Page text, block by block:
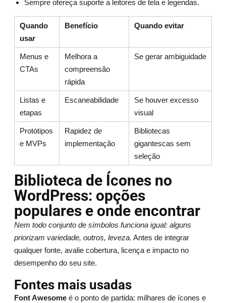
Sempre ofereça suporte a leitores de tela e legendas.
Quando
usar
Benefício Quando evitar
Menus e
CTAs
Melhora a
compreensão
rápida
Se gerar ambiguidade
Listas e
etapas
Escaneabilidade
Se houver excesso
visual
Protótipos
e MVPs
Rapidez de
implementação
Bibliotecas
gigantescas sem
seleção
Biblioteca de Ícones no
WordPress: opções
populares e onde encontrar
Nem todo conjunto de símbolos funciona igual: alguns
priorizam variedade, outros, leveza. Antes de integrar
qualquer fonte, avalie cobertura, licença e impacto no
desempenho do seu site.
Fontes mais usadas
Font Awesomeé o ponto de partida: milhares de ícones e